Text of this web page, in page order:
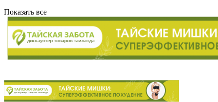
Показать все